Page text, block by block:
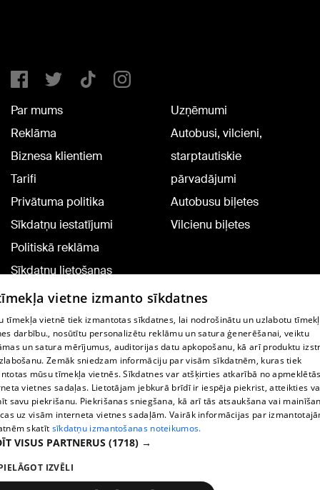
Par mums
Reklāma
Biznesa klientiem
Tarifi
Privātuma politika
Sīkdatņu iestatījumi
Politiskā reklāma
Sīkdatņu lietošanas
noteikumi
Komentāru pievienošana
Uzņēmumi
Autobusi, vilcieni,
starptautiskie
pārvadājumi
Autobusu biļetes
Vilcienu biļetes
TV programma
Līguma noteikumi
360 Ziņu kontakti
Helio Media
Portāla palīdzības dienests: e-pasts -
vietne izmanto sīkdatnes
tīmekļa vietnē tiek izmantotas sīkdatnes, lai nodrošinātu un uzlabotu
darbību., nosūtītu personalizētu reklāmu un satura ģenerēšanai, veiktu
un satura mērījumus, auditorijas datu apkopošanu, kā arī produktu
Zemāk sniedzam informāciju par visām sīkdatnēm, kuras tiek
mūsu tīmekļa vietnēs. Sīkdatnes var atšķirties atkarībā no
vietnes sadaļas. Lietotājam jebkurā brīdī ir iespēja piekrist, atteikties
savu piekrišanu. Piekrišanas sniegšana, kā arī tās atsaukšana vai
uz visām interneta vietnes sadaļām. Vairāk informācijas par
skatīt sīkdatņu izmantošanas noteikumos.
VISUS PARTNERUS (1718) →
IZVĒLI